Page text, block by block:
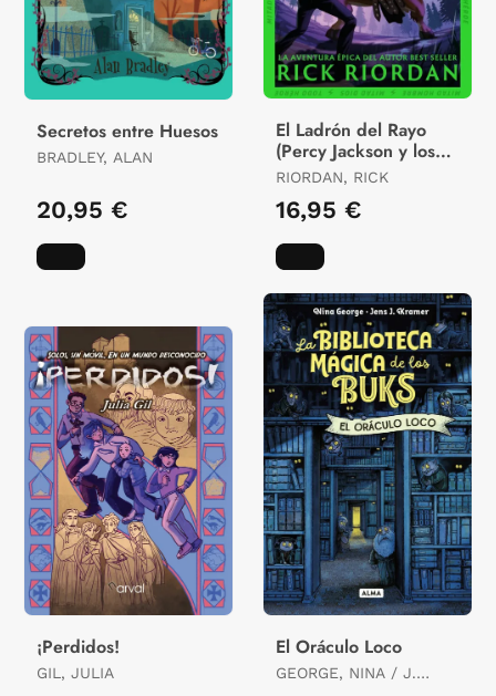
Secretos entre Huesos
BRADLEY, ALAN
20,95 €
El Ladrón del Rayo
(Percy Jackson y los
Dioses del Olimpo 1)
RIORDAN, RICK
16,95 €
¡Perdidos!
GIL, JULIA
El Oráculo Loco
GEORGE, NINA / J.